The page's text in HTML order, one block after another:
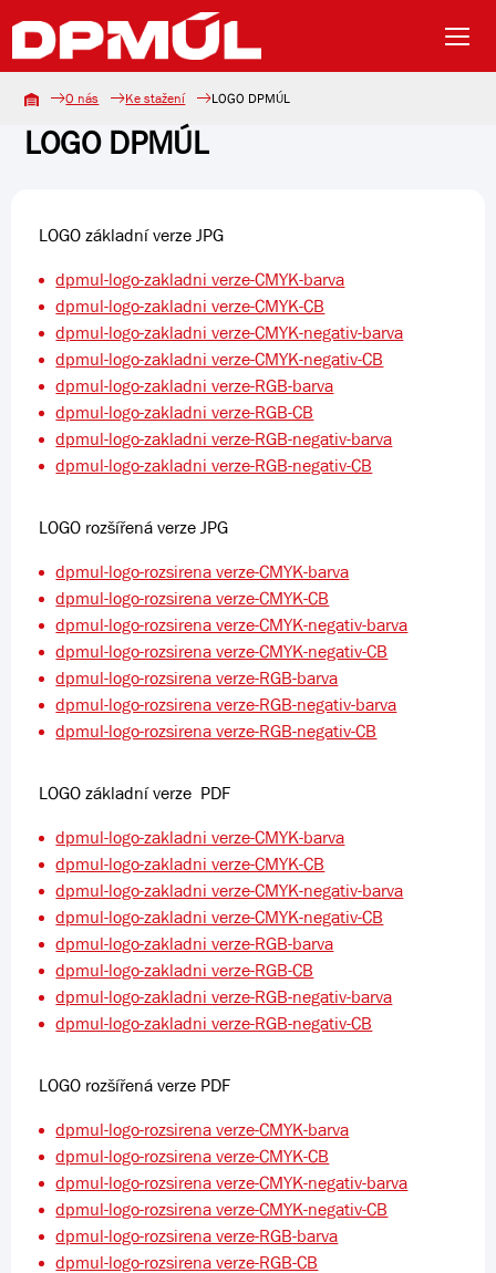
O nás Ke stažení LOGO DPMÚL
LOGO DPMÚL
LOGO základní verze JPG
dpmul-logo-zakladni verze-CMYK-barva
dpmul-logo-zakladni verze-CMYK-CB
dpmul-logo-zakladni verze-CMYK-negativ-barva
dpmul-logo-zakladni verze-CMYK-negativ-CB
dpmul-logo-zakladni verze-RGB-barva
dpmul-logo-zakladni verze-RGB-CB
dpmul-logo-zakladni verze-RGB-negativ-barva
dpmul-logo-zakladni verze-RGB-negativ-CB
LOGO rozšířená verze JPG
dpmul-logo-rozsirena verze-CMYK-barva
dpmul-logo-rozsirena verze-CMYK-CB
dpmul-logo-rozsirena verze-CMYK-negativ-barva
dpmul-logo-rozsirena verze-CMYK-negativ-CB
dpmul-logo-rozsirena verze-RGB-barva
dpmul-logo-rozsirena verze-RGB-negativ-barva
dpmul-logo-rozsirena verze-RGB-negativ-CB
LOGO základní verze PDF
dpmul-logo-zakladni verze-CMYK-barva
dpmul-logo-zakladni verze-CMYK-CB
dpmul-logo-zakladni verze-CMYK-negativ-barva
dpmul-logo-zakladni verze-CMYK-negativ-CB
dpmul-logo-zakladni verze-RGB-barva
dpmul-logo-zakladni verze-RGB-CB
dpmul-logo-zakladni verze-RGB-negativ-barva
dpmul-logo-zakladni verze-RGB-negativ-CB
LOGO rozšířená verze PDF
dpmul-logo-rozsirena verze-CMYK-barva
dpmul-logo-rozsirena verze-CMYK-CB
dpmul-logo-rozsirena verze-CMYK-negativ-barva
dpmul-logo-rozsirena verze-CMYK-negativ-CB
dpmul-logo-rozsirena verze-RGB-barva
dpmul-logo-rozsirena verze-RGB-CB